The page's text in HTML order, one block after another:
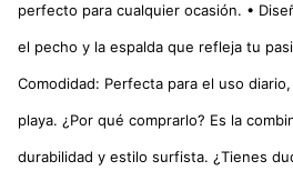
perfecto para cualquier ocasión. •
el pecho y la espalda que refleja tu
Comodidad: Perfecta para el uso
playa. ¿Por qué comprarlo? Es la
durabilidad y estilo surfista. ¿Tienes